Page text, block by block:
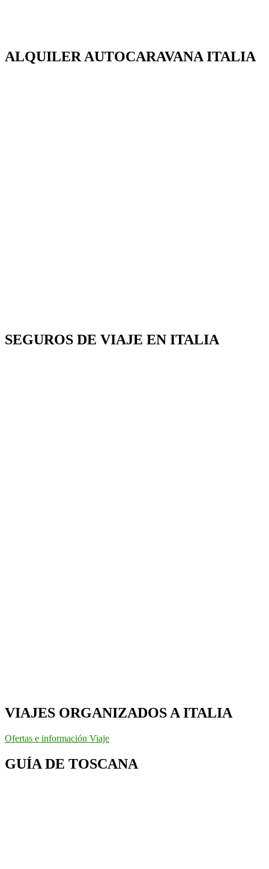
ALQUILER AUTOCARAVANA ITALIA
SEGUROS DE VIAJE EN ITALIA
VIAJES ORGANIZADOS A ITALIA
Ofertas e información Viaje
GUÍA DE TOSCANA